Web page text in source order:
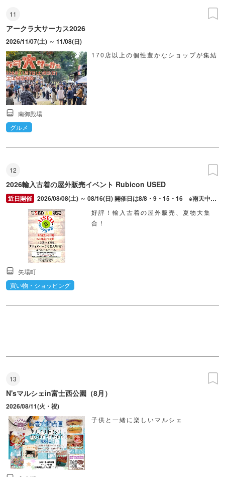
11
アークラ大サーカス2026
2026/11/07(土) ～ 11/08(日)
170店以上の個性豊かなショップが集結
南御殿場
グルメ
12
2026輸入古着の屋外販売イベント Rubicon USED
2026/08/08(土) ～ 08/16(日) 開催日は8/8・9・15・16 ※雨天中止（ポツポツ、パラパラ雨は開催）
好評！輸入古着の屋外販売、夏物大集
合！
矢場町
買い物・ショッピング
13
N'sマルシェin富士西公園（8月）
2026/08/11(火・祝)
子供と一緒に楽しいマルシェ